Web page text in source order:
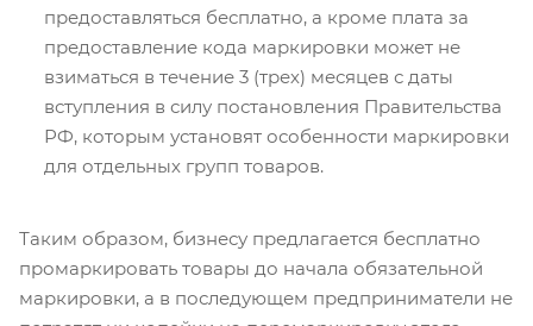
предоставляться бесплатно, а кроме плата за
предоставление кода маркировки может не
взиматься в течение 3 (трех) месяцев с даты
вступления в силу постановления Правительства
РФ, которым установят особенности маркировки
для отдельных групп товаров.
Таким образом, бизнесу предлагается бесплатно
промаркировать товары до начала обязательной
маркировки, а в последующем предприниматели не